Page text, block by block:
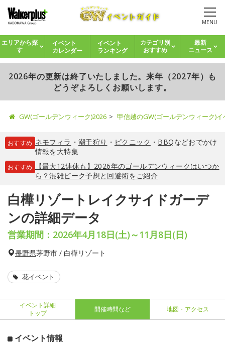
MENU
エリアから探
す
イベント
カレンダー
イベント
ランキング
カテゴリ別
おすすめ
最新
ニュース
2026年の更新は終了いたしました。来年（2027年）も
どうぞよろしくお願いします。
GW(ゴールデンウィーク)2026 甲信越のGW(ゴールデンウィーク)
おすすめ ネモフィラ ・ 潮干狩り ・ ピクニック ・ BBQなどおでかけ
情報を大特集
おすすめ
【最大12連休も】2026年のゴールデンウィークはいつか
ら？混雑ピーク予想と回避術をご紹介
白樺リゾートレイクサイドガーデ
ンの詳細データ
営業期間：2026年4月18日(土)～11月8日(日)
長野県茅野市 / 白樺リゾート
花イベント
イベント詳細
トップ
開催時間など 地図・アクセス
イベント情報